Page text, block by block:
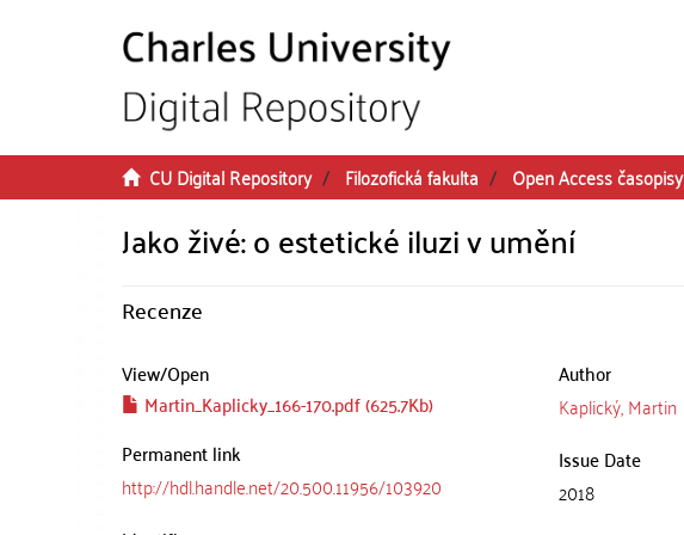
CU Digital Repository Filozofická fakulta Open Access časopisy
Jako živé: o estetické iluzi v umění
Recenze
View/Open
Martin_Kaplicky_166-170.pdf (625.7Kb)
Permanent link
http://hdl.handle.net/20.500.11956/103920
Author
Kaplický, Martin
Issue Date
2018